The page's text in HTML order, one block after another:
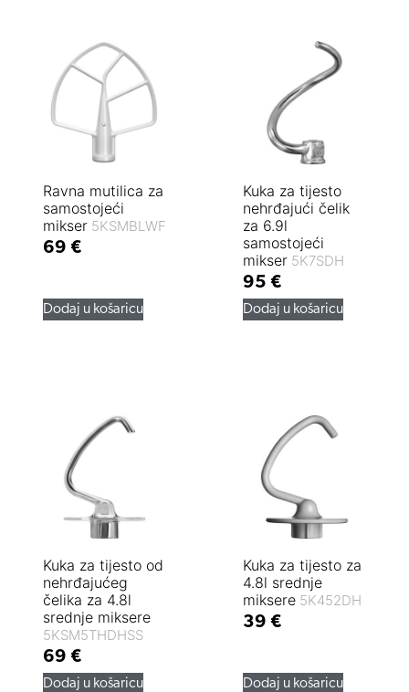
Ravna mutilica za
samostojeći
mikser 5KSMBLWF
69 €
Dodaj u košaricu
Kuka za tijesto
nehrđajući čelik
za 6.9l
samostojeći
mikser 5K7SDH
95 €
Dodaj u košaricu
Kuka za tijesto od
nehrđajućeg
čelika za 4.8l
srednje miksere
5KSM5THDHSS
69 €
Dodaj u košaricu
Kuka za tijesto za
4.8l srednje
miksere 5K452DH
39 €
Dodaj u košaricu